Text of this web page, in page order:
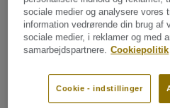
TEKNISKE SPECIFIKATIONER OG
Produkttype:Linoleum med og
Klassificering Bolig –
Klassificering Erhverv –
Klassificering Industri –
sociale medier og analysere vores
information vedrørende din brug af
sociale medier, i reklamer og med
samarbejdspartnere.
Cookiepolitik
Cookie - indstillinger